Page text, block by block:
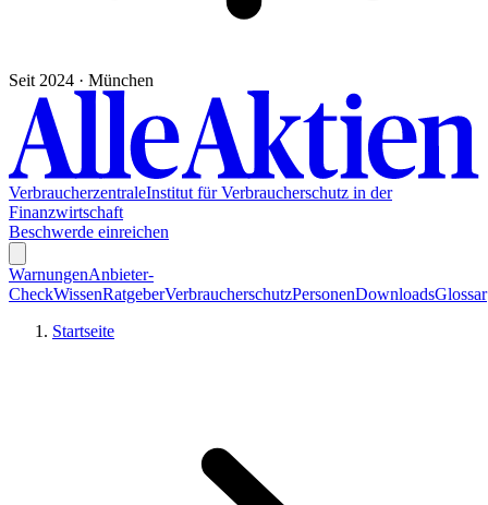
Seit 2024 · München
VerbraucherzentraleInstitut für Verbraucherschutz in der
Finanzwirtschaft
Beschwerde einreichen
WarnungenAnbieter-
CheckWissenRatgeberVerbraucherschutzPersonenDownloadsGlossar
Startseite